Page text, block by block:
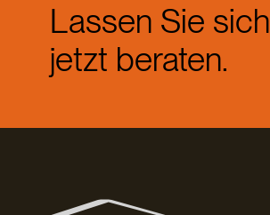
Lassen Sie sich
jetzt beraten.